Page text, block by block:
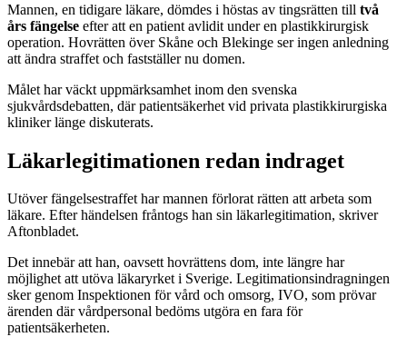
Mannen, en tidigare läkare, dömdes i höstas av tingsrätten till två
års fängelse efter att en patient avlidit under en plastikkirurgisk
operation. Hovrätten över Skåne och Blekinge ser ingen anledning
att ändra straffet och fastställer nu domen.
Målet har väckt uppmärksamhet inom den svenska
sjukvårdsdebatten, där patientsäkerhet vid privata plastikkirurgiska
kliniker länge diskuterats.
Läkarlegitimationen redan indraget
Utöver fängelsestraffet har mannen förlorat rätten att arbeta som
läkare. Efter händelsen fråntogs han sin läkarlegitimation, skriver
Aftonbladet.
Det innebär att han, oavsett hovrättens dom, inte längre har
möjlighet att utöva läkaryrket i Sverige. Legitimationsindragningen
sker genom Inspektionen för vård och omsorg, IVO, som prövar
ärenden där vårdpersonal bedöms utgöra en fara för
patientsäkerheten.